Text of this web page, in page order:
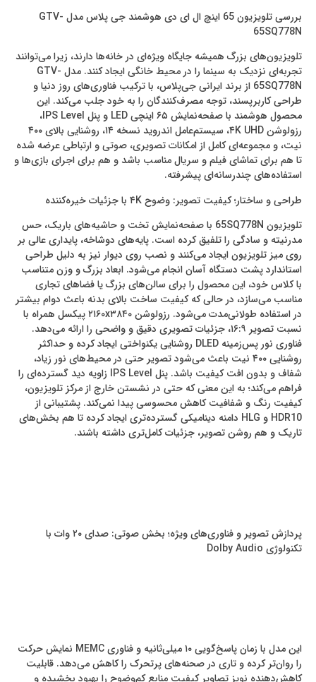
بررسی تلویزیون 65 اینچ ال ای دی هوشمند جی پلاس مدل GTV-
65SQ778N
تلویزیون‌های بزرگ همیشه جایگاه ویژه‌ای در خانه‌ها دارند، زیرا می‌توانند
تجربه‌ای نزدیک به سینما را در محیط خانگی ایجاد کنند. مدل GTV-
65SQ778N از برند ایرانی جی‌پلاس، با ترکیب فناوری‌های روز دنیا و
طراحی کاربرپسند، توجه مصرف‌کنندگان را به خود جلب می‌کند. این
محصول هوشمند با صفحه‌نمایش ۶۵ اینچی LED و پنل IPS Level،
رزولوشن ۴K UHD، سیستم‌عامل اندروید نسخه ۱۴، روشنایی بالای ۴۰۰
نیت، و مجموعه‌ای کامل از امکانات تصویری، صوتی و ارتباطی عرضه شده
تا هم برای تماشای فیلم و سریال مناسب باشد و هم برای اجرای بازی‌ها و
استفاده‌های چندرسانه‌ای پیشرفته.
طراحی و ساختار؛ کیفیت تصویر: وضوح ۴K با جزئیات خیره‌کننده
تلویزیون 65SQ778N با صفحه‌نمایش تخت و حاشیه‌های باریک، حس
مدرنیته و سادگی را تلفیق کرده است. پایه‌های دوشاخه، پایداری عالی بر
روی میز تلویزیون ایجاد می‌کنند و نصب روی دیوار نیز به دلیل طراحی
استاندارد پشت دستگاه آسان انجام می‌شود. ابعاد بزرگ و وزن متناسب
با کلاس خود، این محصول را برای سالن‌های بزرگ یا فضاهای تجاری
مناسب می‌سازد، در حالی که کیفیت ساخت بالای بدنه باعث دوام بیشتر
در استفاده طولانی‌مدت می‌شود. رزولوشن ۲۱۶۰x۳۸۴۰ پیکسل همراه با
نسبت تصویر ۱۶:۹، جزئیات تصویری دقیق و واضحی را ارائه می‌دهد.
فناوری نور پس‌زمینه DLED روشنایی یکنواختی ایجاد کرده و حداکثر
روشنایی ۴۰۰ نیت باعث می‌شود تصویر حتی در محیط‌های نور زیاد،
شفاف و بدون افت کیفیت باشد. پنل IPS Level زاویه دید گسترده‌ای را
فراهم می‌کند؛ به این معنی که حتی در نشستن خارج از مرکز تلویزیون،
کیفیت رنگ و شفافیت کاهش محسوسی پیدا نمی‌کند. پشتیبانی از
HDR10 و HLG دامنه دینامیکی گسترده‌تری ایجاد کرده تا هم بخش‌های
تاریک و هم روشن تصویر، جزئیات کامل‌تری داشته باشند.
پردازش تصویر و فناوری‌های ویژه؛ بخش صوتی: صدای ۲۰ وات با
تکنولوژی Dolby Audio
این مدل با زمان پاسخ‌گویی ۱۰ میلی‌ثانیه و فناوری MEMC نمایش حرکت
را روان‌تر کرده و تاری در صحنه‌های پرتحرک را کاهش می‌دهد. قابلیت
کاهش‌دهنده نویز تصاویر کیفیت منابع کم‌وضوح را بهبود بخشیده و